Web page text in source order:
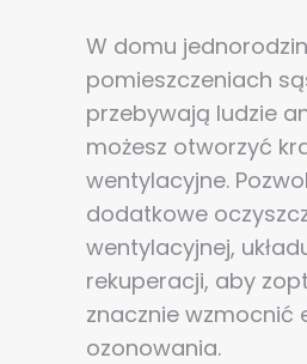
W domu
pomieszczeniach
przebywają ludzie
możesz otworzyć
wentylacyjne.
dodatkowe
wentylacyjnej,
rekuperacji, aby
znacznie wzmocnić
ozonowania.